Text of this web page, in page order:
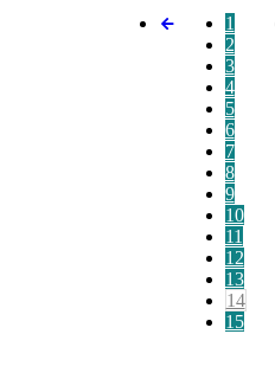
1
2
3
4
5
6
7
8
9
10
11
12
13
14
15